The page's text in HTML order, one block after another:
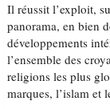
Il réussit l’exploit,
panorama, en bien
développements
l’ensemble des
religions les plus
marques, l’islam et